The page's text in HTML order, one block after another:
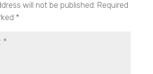
will not be published. Required
*